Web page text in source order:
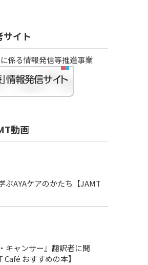
サイト
に係る情報発信等推進事業
動画
ぶAYAケアのかたち【JAMT
キャンサー』翻訳者に聞
Café おすすめの本】